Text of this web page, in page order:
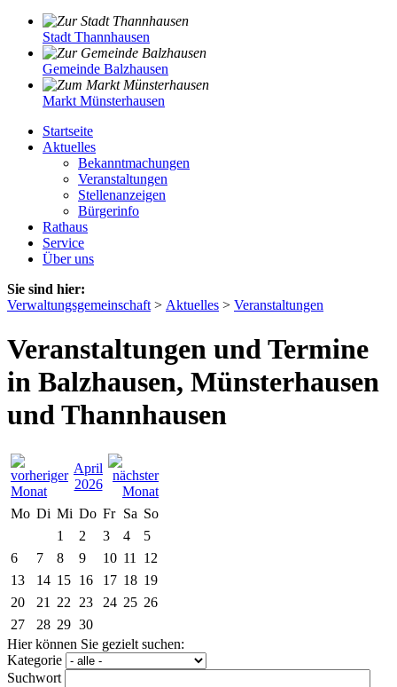
Stadt Thannhausen
Gemeinde Balzhausen
Markt Münsterhausen
Startseite
Aktuelles
Bekanntmachungen
Veranstaltungen
Stellenanzeigen
Bürgerinfo
Rathaus
Service
Über uns
Sie sind hier:
Verwaltungsgemeinschaft > Aktuelles > Veranstaltungen
Veranstaltungen und Termine
in Balzhausen, Münsterhausen
und Thannhausen
April
2026
Mo Di Mi Do Fr Sa So
1
2 3 4
5
6
7 8 9 10 11
12
13
14 15 16 17 18 19
20
21 22 23 24 25 26
27
28 29 30
Hier können Sie gezielt suchen:
Kategorie
Suchwort